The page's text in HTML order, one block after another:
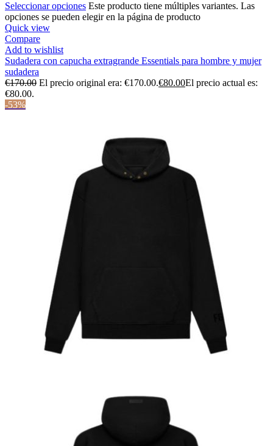
Seleccionar opciones Este producto tiene múltiples variantes. Las
opciones se pueden elegir en la página de producto
Quick view
Compare
Add to wishlist
Sudadera con capucha extragrande Essentials para hombre y mujer
sudadera
€170.00 El precio original era: €170.00.€80.00El precio actual es:
€80.00.
-53%